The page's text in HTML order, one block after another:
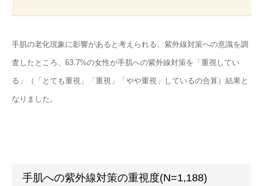
手肌の老化現象に影響があると考えられる、紫外線対策への意識を調
査したところ、63.7%の女性が手肌への紫外線対策を「重視してい
る」（「とても重視」「重視」「やや重視」しているの合算）結果と
なりました。
手肌への紫外線対策の重視度(N=1,188)